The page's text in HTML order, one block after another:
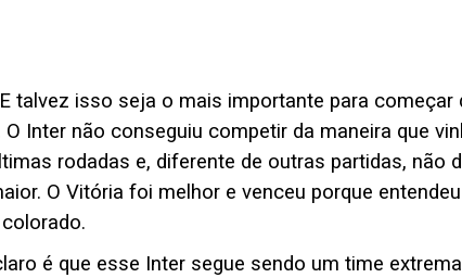
talvez isso seja o mais importante para começar
Inter não conseguiu competir da maneira que
rodadas e, diferente de outras partidas, não
O Vitória foi melhor e venceu porque
é que esse Inter segue sendo um time